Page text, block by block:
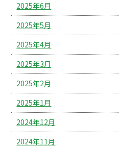
2025年6月
2025年5月
2025年4月
2025年3月
2025年2月
2025年1月
2024年12月
2024年11月